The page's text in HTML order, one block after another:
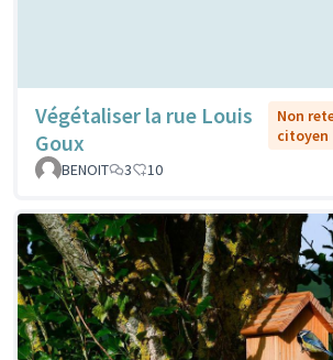
Végétaliser la rue Louis
Goux
Non
citoyen
BENOIT
3 10